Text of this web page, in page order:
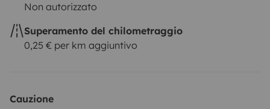
Non autorizzato
Superamento del chilometraggio
0,25 € per km aggiuntivo
Cauzione